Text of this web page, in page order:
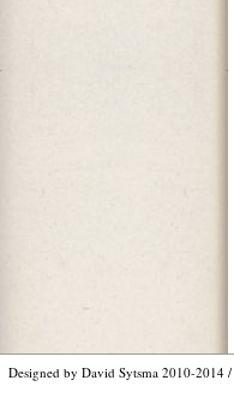
Designed by David Sytsma 2010-2014 /